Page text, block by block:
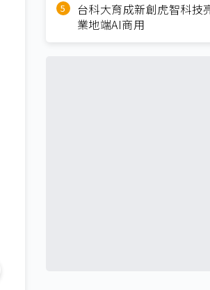
台科大育成新創虎智科技
業地端AI商用